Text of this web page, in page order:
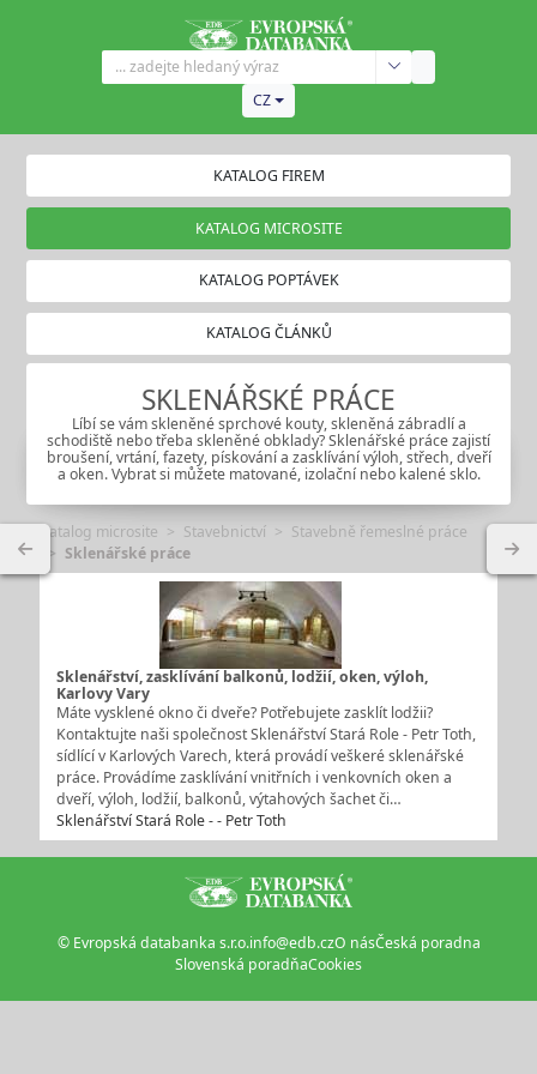
CZ
KATALOG FIREM
KATALOG MICROSITE
KATALOG POPTÁVEK
KATALOG ČLÁNKŮ
SKLENÁŘSKÉ PRÁCE
Líbí se vám skleněné sprchové kouty, skleněná zábradlí a
schodiště nebo třeba skleněné obklady? Sklenářské práce zajistí
broušení, vrtání, fazety, pískování a zasklívání výloh, střech, dveří
a oken. Vybrat si můžete matované, izolační nebo kalené sklo.
Katalog microsite Stavebnictví
Stavebně řemeslné práce
Sklenářské práce
Sklenářství, zasklívání balkonů, lodžií, oken, výloh,
Karlovy Vary
Máte vysklené okno či dveře? Potřebujete zasklít lodžii?
Kontaktujte naši společnost Sklenářství Stará Role - Petr Toth,
sídlící v Karlových Varech, která provádí veškeré sklenářské
práce. Provádíme zasklívání vnitřních i venkovních oken a
dveří, výloh, lodžií, balkonů, výtahových šachet či…
Sklenářství Stará Role - - Petr Toth
© Evropská databanka s.r.o.info@edb.czO násČeská poradna
Slovenská poradňaCookies